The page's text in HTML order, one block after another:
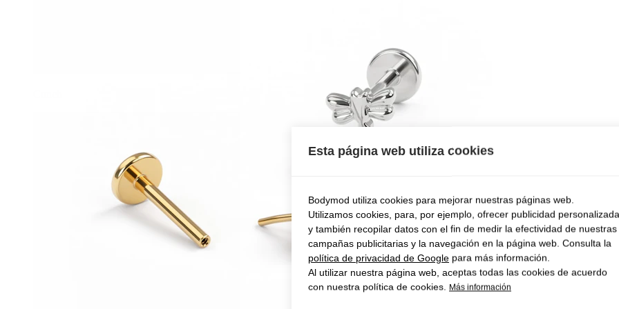
Esta página web utiliza cookies
Bodymod utiliza cookies para mejorar nuestras páginas web.
Utilizamos cookies, para, por ejemplo, ofrecer publicidad personalizada
y también recopilar datos con el fin de medir la efectividad de nuestras
campañas publicitarias y la navegación en la página web. Consulta la
política de privacidad de Google para más información.
Al utilizar nuestra página web, aceptas todas las cookies de acuerdo
con nuestra política de cookies. Más información